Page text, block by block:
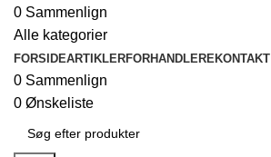
0 Sammenlign
Alle kategorier
FORSIDEARTIKLERFORHANDLEREKONTAKT
0 Sammenlign
0 Ønskeliste